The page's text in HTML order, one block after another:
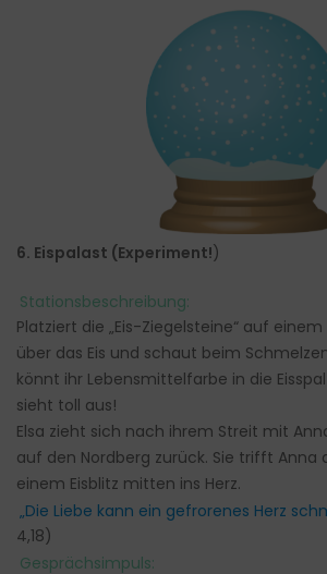
6. Eispalast (Experiment!)
Stationsbeschreibung:
Platziert die „Eis-Ziegelsteine“ auf
über das Eis und schaut beim
könnt ihr Lebensmittelfarbe in die
sieht toll aus!
Elsa zieht sich nach ihrem Streit mit
auf den Nordberg zurück. Sie trifft Anna
einem Eisblitz mitten ins Herz.
„Die Liebe kann ein gefrorenes Herz
4,18)
Gesprächsimpuls: